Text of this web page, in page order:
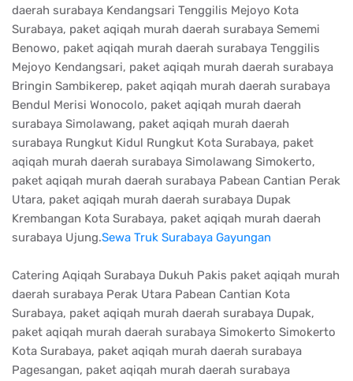
daerah surabaya Kendangsari Tenggilis Mejoyo Kota
Surabaya, paket aqiqah murah daerah surabaya Sememi
Benowo, paket aqiqah murah daerah surabaya Tenggilis
Mejoyo Kendangsari, paket aqiqah murah daerah surabaya
Bringin Sambikerep, paket aqiqah murah daerah surabaya
Bendul Merisi Wonocolo, paket aqiqah murah daerah
surabaya Simolawang, paket aqiqah murah daerah
surabaya Rungkut Kidul Rungkut Kota Surabaya, paket
aqiqah murah daerah surabaya Simolawang Simokerto,
paket aqiqah murah daerah surabaya Pabean Cantian Perak
Utara, paket aqiqah murah daerah surabaya Dupak
Krembangan Kota Surabaya, paket aqiqah murah daerah
surabaya Ujung.Sewa Truk Surabaya Gayungan
Catering Aqiqah Surabaya Dukuh Pakis paket aqiqah murah
daerah surabaya Perak Utara Pabean Cantian Kota
Surabaya, paket aqiqah murah daerah surabaya Dupak,
paket aqiqah murah daerah surabaya Simokerto Simokerto
Kota Surabaya, paket aqiqah murah daerah surabaya
Pagesangan, paket aqiqah murah daerah surabaya